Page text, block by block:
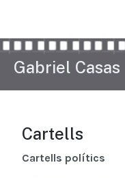
Gabriel Casas
Cartells
Cartells polítics